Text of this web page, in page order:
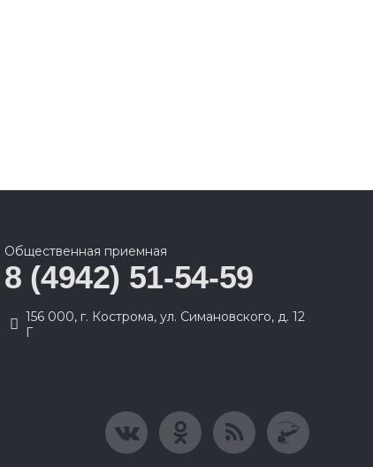
Общественная приемная
8 (4942) 51-54-59
156 000, г. Кострома, ул. Симановского, д. 12
Г